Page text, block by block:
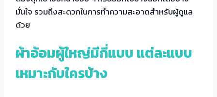
มั่นใจ รวมถึงสะดวกในการทำความสะอาดสำหรับผู้ดูแล
ด้วย
ผ้าอ้อมผู้ใหญ่มีกี่แบบ แต่ละแบบ
เหมาะกับใครบ้าง